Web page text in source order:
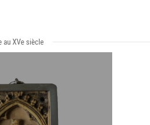
au XVe siècle